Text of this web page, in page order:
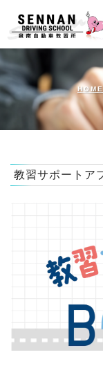
HOME
教習サポートア